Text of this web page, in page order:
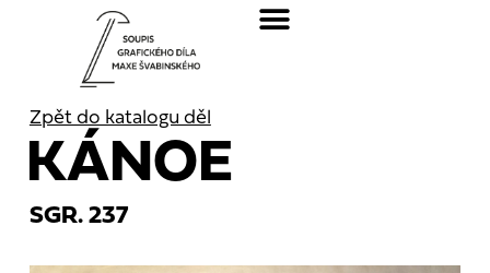
Zpět do katalogu děl
KÁNOE
SGR. 237